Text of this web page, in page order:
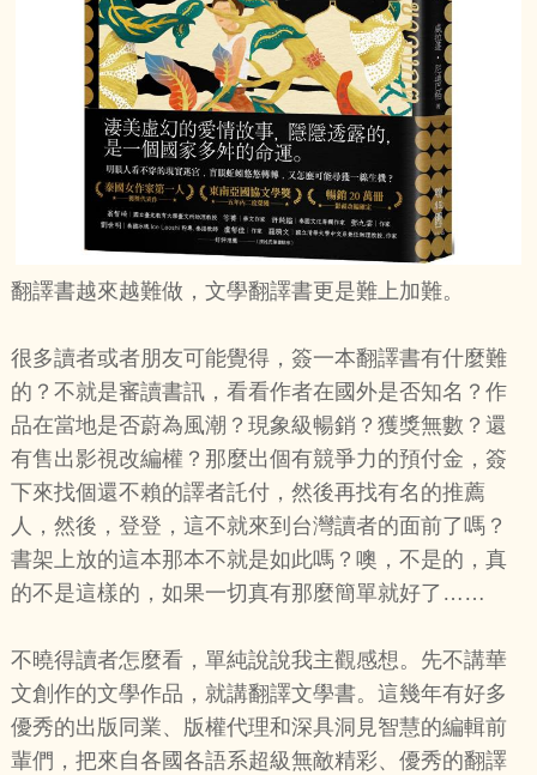
翻譯書越來越難做，文學翻譯書更是難上加難。
很多讀者或者朋友可能覺得，簽一本翻譯書有什麼難
的？不就是審讀書訊，看看作者在國外是否知名？作
品在當地是否蔚為風潮？現象級暢銷？獲獎無數？還
有售出影視改編權？那麼出個有競爭力的預付金，簽
下來找個還不賴的譯者託付，然後再找有名的推薦
人，然後，登登，這不就來到台灣讀者的面前了嗎？
書架上放的這本那本不就是如此嗎？噢，不是的，真
的不是這樣的，如果一切真有那麼簡單就好了……
不曉得讀者怎麼看，單純說說我主觀感想。先不講華
文創作的文學作品，就講翻譯文學書。這幾年有好多
優秀的出版同業、版權代理和深具洞見智慧的編輯前
輩們，把來自各國各語系超級無敵精彩、優秀的翻譯